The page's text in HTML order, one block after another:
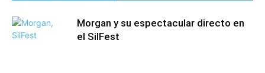
Morgan y su espectacular directo en
el SilFest